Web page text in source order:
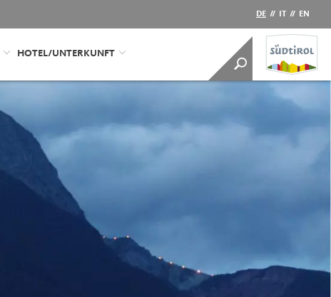
DE // IT // EN
HOTEL/UNTERKUNFT